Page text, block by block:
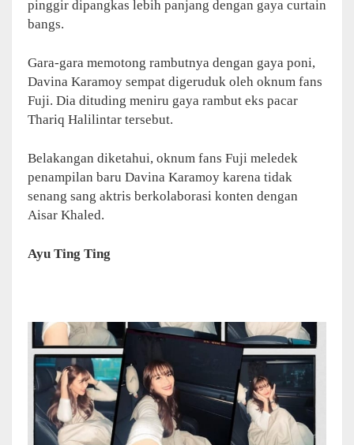
pinggir dipangkas lebih panjang dengan gaya curtain
bangs.
Gara-gara memotong rambutnya dengan gaya poni,
Davina Karamoy sempat digeruduk oleh oknum fans
Fuji. Dia dituding meniru gaya rambut eks pacar
Thariq Halilintar tersebut.
Belakangan diketahui, oknum fans Fuji meledek
penampilan baru Davina Karamoy karena tidak
senang sang aktris berkolaborasi konten dengan
Aisar Khaled.
Ayu Ting Ting